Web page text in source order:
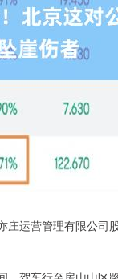
运营管理有限公司